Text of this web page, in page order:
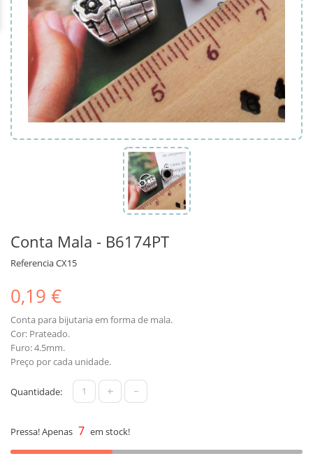
Conta Mala - B6174PT
ReferenciaCX15
0,19 €
Conta para bijutaria em forma de mala.
Cor: Prateado.
Furo: 4.5mm.
Preço por cada unidade.
Quantidade: + -
Pressa! Apenas 7 em stock!